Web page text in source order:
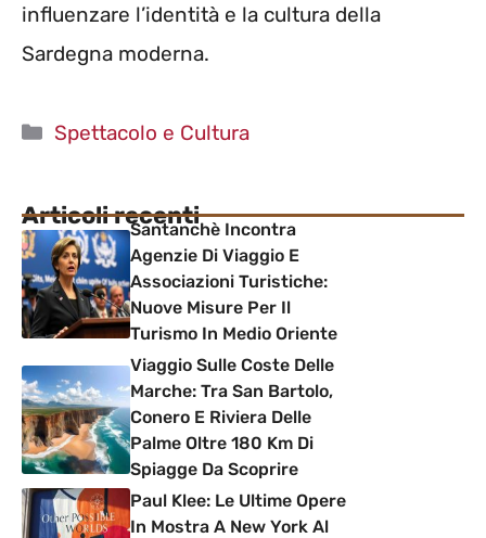
influenzare l’identità e la cultura della
Sardegna moderna.
Categorie
Spettacolo e Cultura
Articoli recentiSantanchè Incontra
Agenzie Di Viaggio E
Associazioni Turistiche:
Nuove Misure Per Il
Turismo In Medio Oriente
Viaggio Sulle Coste Delle
Marche: Tra San Bartolo,
Conero E Riviera Delle
Palme Oltre 180 Km Di
Spiagge Da Scoprire
Paul Klee: Le Ultime Opere
In Mostra A New York Al